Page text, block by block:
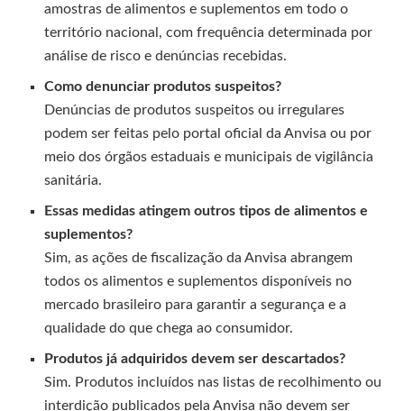
amostras de alimentos e suplementos em todo o
território nacional, com frequência determinada por
análise de risco e denúncias recebidas.
Como denunciar produtos suspeitos?
Denúncias de produtos suspeitos ou irregulares
podem ser feitas pelo portal oficial da Anvisa ou por
meio dos órgãos estaduais e municipais de vigilância
sanitária.
Essas medidas atingem outros tipos de alimentos e
suplementos?
Sim, as ações de fiscalização da Anvisa abrangem
todos os alimentos e suplementos disponíveis no
mercado brasileiro para garantir a segurança e a
qualidade do que chega ao consumidor.
Produtos já adquiridos devem ser descartados?
Sim. Produtos incluídos nas listas de recolhimento ou
interdição publicados pela Anvisa não devem ser